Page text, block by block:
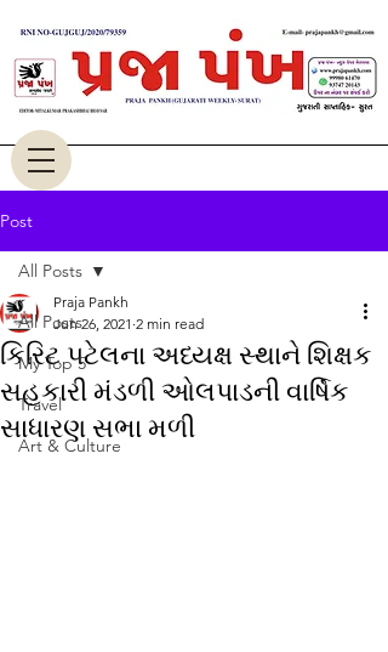
Post
All Posts
My Top 5
Travel
Art & Culture
All Posts
કિરિટ પટેલના અધ્યક્ષ સ્થાને શિક્ષક
સહકારી મંડળી ઓલપાડની વાર્ષિક
સાધારણ સભા મળી
Praja Pankh
Jun 26, 2021 2 min read